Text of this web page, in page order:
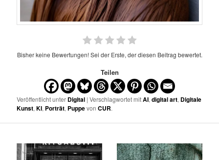
Bisher keine Bewertungen! Sei der Erste, der diesen Beitrag bewertet.
Teilen
Veröffentlicht unter Digital | Verschlagwortet mitAI,digital art, Digitale
Kunst,KI, Porträt, PuppevonCUR.